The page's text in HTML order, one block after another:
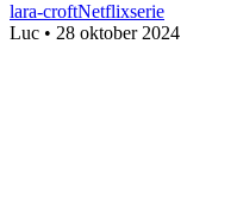
lara-croftNetflixserie
Luc • 28 oktober 2024